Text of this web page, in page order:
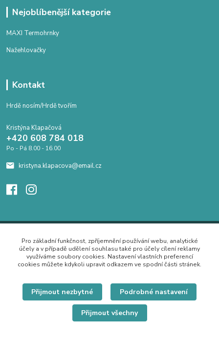
Nejoblíbenější kategorie
MAXI Termohrnky
Nažehlovačky
Kontakt
Hrdě nosím/Hrdě tvořím
Kristýna Klapačová
+420 608 784 018
Po - Pá 8.00 - 16.00
kristyna.klapacova@email.cz
Pro základní funkčnost, zpříjemnění používání webu, analytické
účely a v případě udělení souhlasu také pro účely cílení reklamy
využíváme soubory cookies. Nastavení vlastních preferencí
cookies můžete kdykoli upravit odkazem ve spodní části stránek.
Přijmout nezbytné Podrobné nastavení
Přijmout všechny